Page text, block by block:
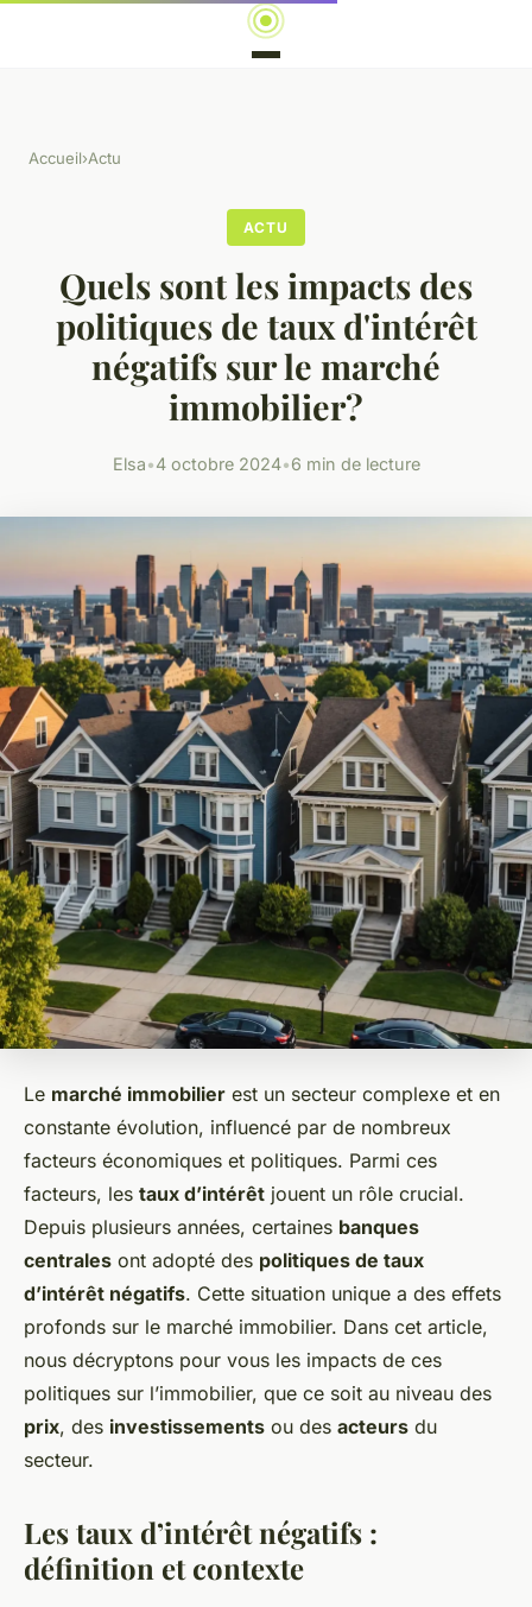
Accueil›Actu
ACTU
Quels sont les impacts des
politiques de taux d'intérêt
négatifs sur le marché
immobilier?
Elsa•4 octobre 2024•6 min de lecture
Le marché immobilier est un secteur complexe et en
constante évolution, influencé par de nombreux
facteurs économiques et politiques. Parmi ces
facteurs, les taux d’intérêt jouent un rôle crucial.
Depuis plusieurs années, certaines banques
centrales ont adopté des politiques de taux
d’intérêt négatifs. Cette situation unique a des effets
profonds sur le marché immobilier. Dans cet article,
nous décryptons pour vous les impacts de ces
politiques sur l’immobilier, que ce soit au niveau des
prix, des investissements ou des acteurs du
secteur.
Les taux d’intérêt négatifs :
définition et contexte